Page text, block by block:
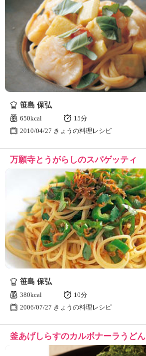
笹島 保弘
650kcal
15分
2010/04/27 きょうの料理レシピ
万願寺とうがらしのスパゲッティ
笹島 保弘
380kcal
10分
2006/07/27 きょうの料理レシピ
釜あげしらすのカルボナーラうどん